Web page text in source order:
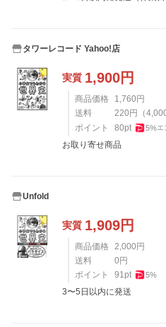
タワーレコード Yahoo!店
実質 1,900円
商品価格 1,760 円
送料
220 円 （
ポイント
80pt 5%エ
お取り寄せ商品
Unfold
実質 1,909円
商品価格 2,000 円
送料
0 円
ポイント
91pt 5%
3〜5日以内に発送